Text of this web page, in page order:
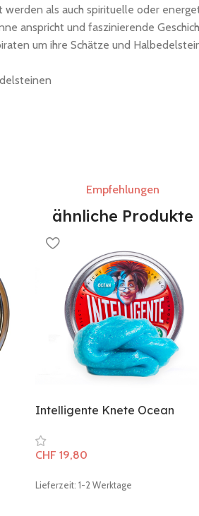
als auch spirituelle oder
anspricht und faszinierende
um ihre Schätze und
Empfehlungen
ähnliche Produkte
Intelligente Knete Ocean
CHF 19,80
Lieferzeit: 1-2 Werktage